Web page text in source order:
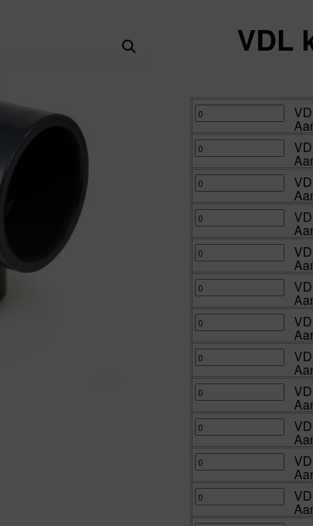
VDL
VDL
knie
90°
A
pvc-
u
inwendig
lijm
Kiwa
bar
12
mm
Aantal
1
aantal
VDL
knie
90°
A
pvc-
u
inwendig
lijm
Kiwa
bar
16
mm
Aantal
1
aantal
VDL
knie
90°
A
pvc-
u
inwendig
lijm
Kiwa
bar
20
mm
Aantal
1
aantal
VDL
knie
90°
A
pvc-
u
inwendig
lijm
Kiwa
bar
25
mm
Aantal
1
aantal
VDL
knie
90°
A
pvc-
u
inwendig
lijm
Kiwa
bar
32
mm
Aantal
1
aantal
VDL
knie
90°
A
pvc-
u
inwendig
lijm
Kiwa
bar
32
mm
Aantal
1
aantal
VDL
knie
90°
A
pvc-
u
inwendig
lijm
Kiwa
bar
40
mm
Aantal
1
aantal
VDL
knie
90°
A
pvc-
u
inwendig
lijm
Kiwa
bar
40
mm
Aantal
1
aantal
VDL
knie
90°
A
pvc-
u
inwendig
lijm
Kiwa
bar
50
mm
VDL
knie
90°
A
pvc-
u
inwendig
lijm
Kiwa
VDL
knie
90°
A
pvc-
u
VDL
knie
90°